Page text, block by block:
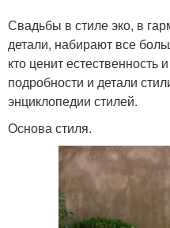
Свадьбы в стиле эко, в
детали, набирают все
кто ценит естественность
подробности и детали
энциклопедии стилей.
Основа стиля.